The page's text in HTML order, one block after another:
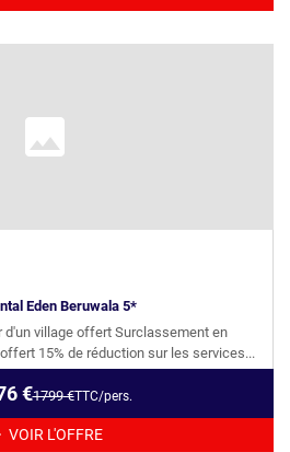
Eden Beruwala 5*
d'un village offert Surclassement en
15% de réduction sur les services...
€1799€TTC/pers.
VOIR L'OFFRE